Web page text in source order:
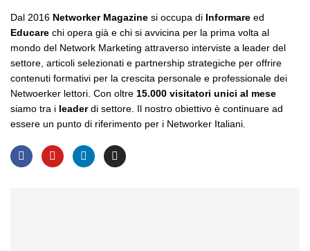
Dal 2016 Networker Magazine si occupa di Informare ed
Educare chi opera già e chi si avvicina per la prima volta al
mondo del Network Marketing attraverso interviste a leader del
settore, articoli selezionati e partnership strategiche per offrire
contenuti formativi per la crescita personale e professionale dei
Netwoerker lettori. Con oltre 15.000 visitatori unici al mese
siamo tra i leaderdi settore. Il nostro obiettivo è continuare ad
essere un punto di riferimento per i Networker Italiani.